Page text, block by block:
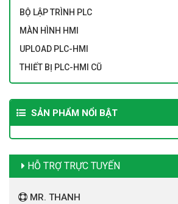
BỘ LẬP TRÌNH PLC
MÀN HÌNH HMI
UPLOAD PLC-HMI
THIẾT BỊ PLC-HMI CŨ
SẢN PHẨM NỔI BẬT
HỖ TRỢ TRỰC TUYẾN
MR. THANH